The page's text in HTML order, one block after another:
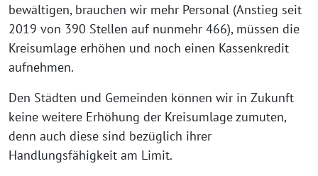
bewältigen, brauchen wir mehr Personal (Anstieg seit
2019 von 390 Stellen auf nunmehr 466), müssen die
Kreisumlage erhöhen und noch einen Kassenkredit
aufnehmen.
Den Städten und Gemeinden können wir in Zukunft
keine weitere Erhöhung der Kreisumlage zumuten,
denn auch diese sind bezüglich ihrer
Handlungsfähigkeit am Limit.